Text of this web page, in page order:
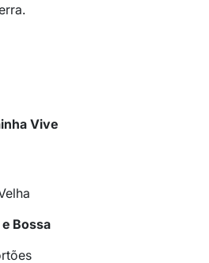
Vive
Bossa